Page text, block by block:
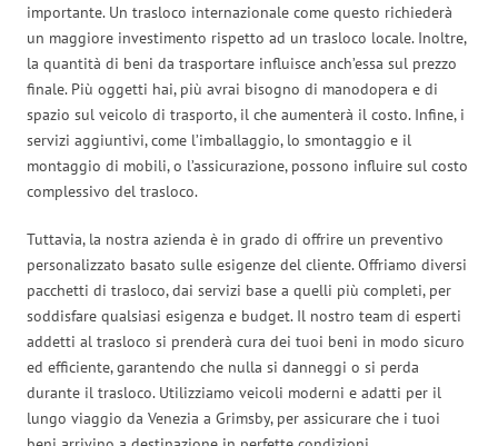
importante. Un trasloco internazionale come questo richiederà
un maggiore investimento rispetto ad un trasloco locale. Inoltre,
la quantità di beni da trasportare influisce anch’essa sul prezzo
finale. Più oggetti hai, più avrai bisogno di manodopera e di
spazio sul veicolo di trasporto, il che aumenterà il costo. Infine, i
servizi aggiuntivi, come l’imballaggio, lo smontaggio e il
montaggio di mobili, o l’assicurazione, possono influire sul costo
complessivo del trasloco.
Tuttavia, la nostra azienda è in grado di offrire un preventivo
personalizzato basato sulle esigenze del cliente. Offriamo diversi
pacchetti di trasloco, dai servizi base a quelli più completi, per
soddisfare qualsiasi esigenza e budget. Il nostro team di esperti
addetti al trasloco si prenderà cura dei tuoi beni in modo sicuro
ed efficiente, garantendo che nulla si danneggi o si perda
durante il trasloco. Utilizziamo veicoli moderni e adatti per il
lungo viaggio da Venezia a Grimsby, per assicurare che i tuoi